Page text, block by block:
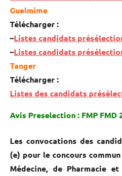
Guelmime
Télécharger :
–Listes candidats
–Listes candidats
Tanger
Télécharger :
Listes des candidats
Avis Preselection : FMP FMD
Les convocations des
(e) pour le concours commun
Médecine, de Pharmacie